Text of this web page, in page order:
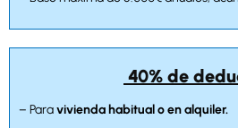
40% de
– Paravivienda habitual o en alquiler.